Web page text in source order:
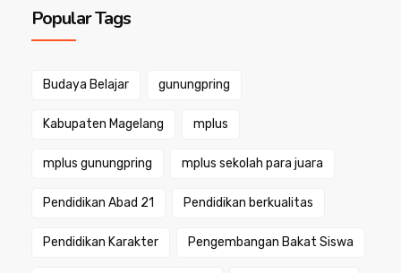
Popular Tags
Budaya Belajar gunungpring
Kabupaten Magelang mplus
mplus gunungpring mplus sekolah para juara
Pendidikan Abad 21 Pendidikan berkualitas
Pendidikan Karakter Pengembangan Bakat Siswa